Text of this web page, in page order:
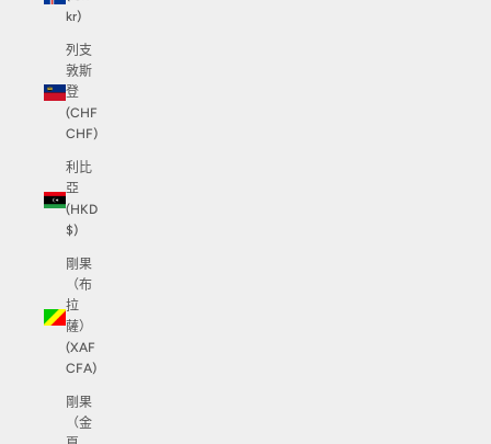
kr)
列支
敦斯
登
(CHF
CHF)
利比
亞
(HKD
$)
剛果
（布
拉
薩）
(XAF
CFA)
剛果
（金